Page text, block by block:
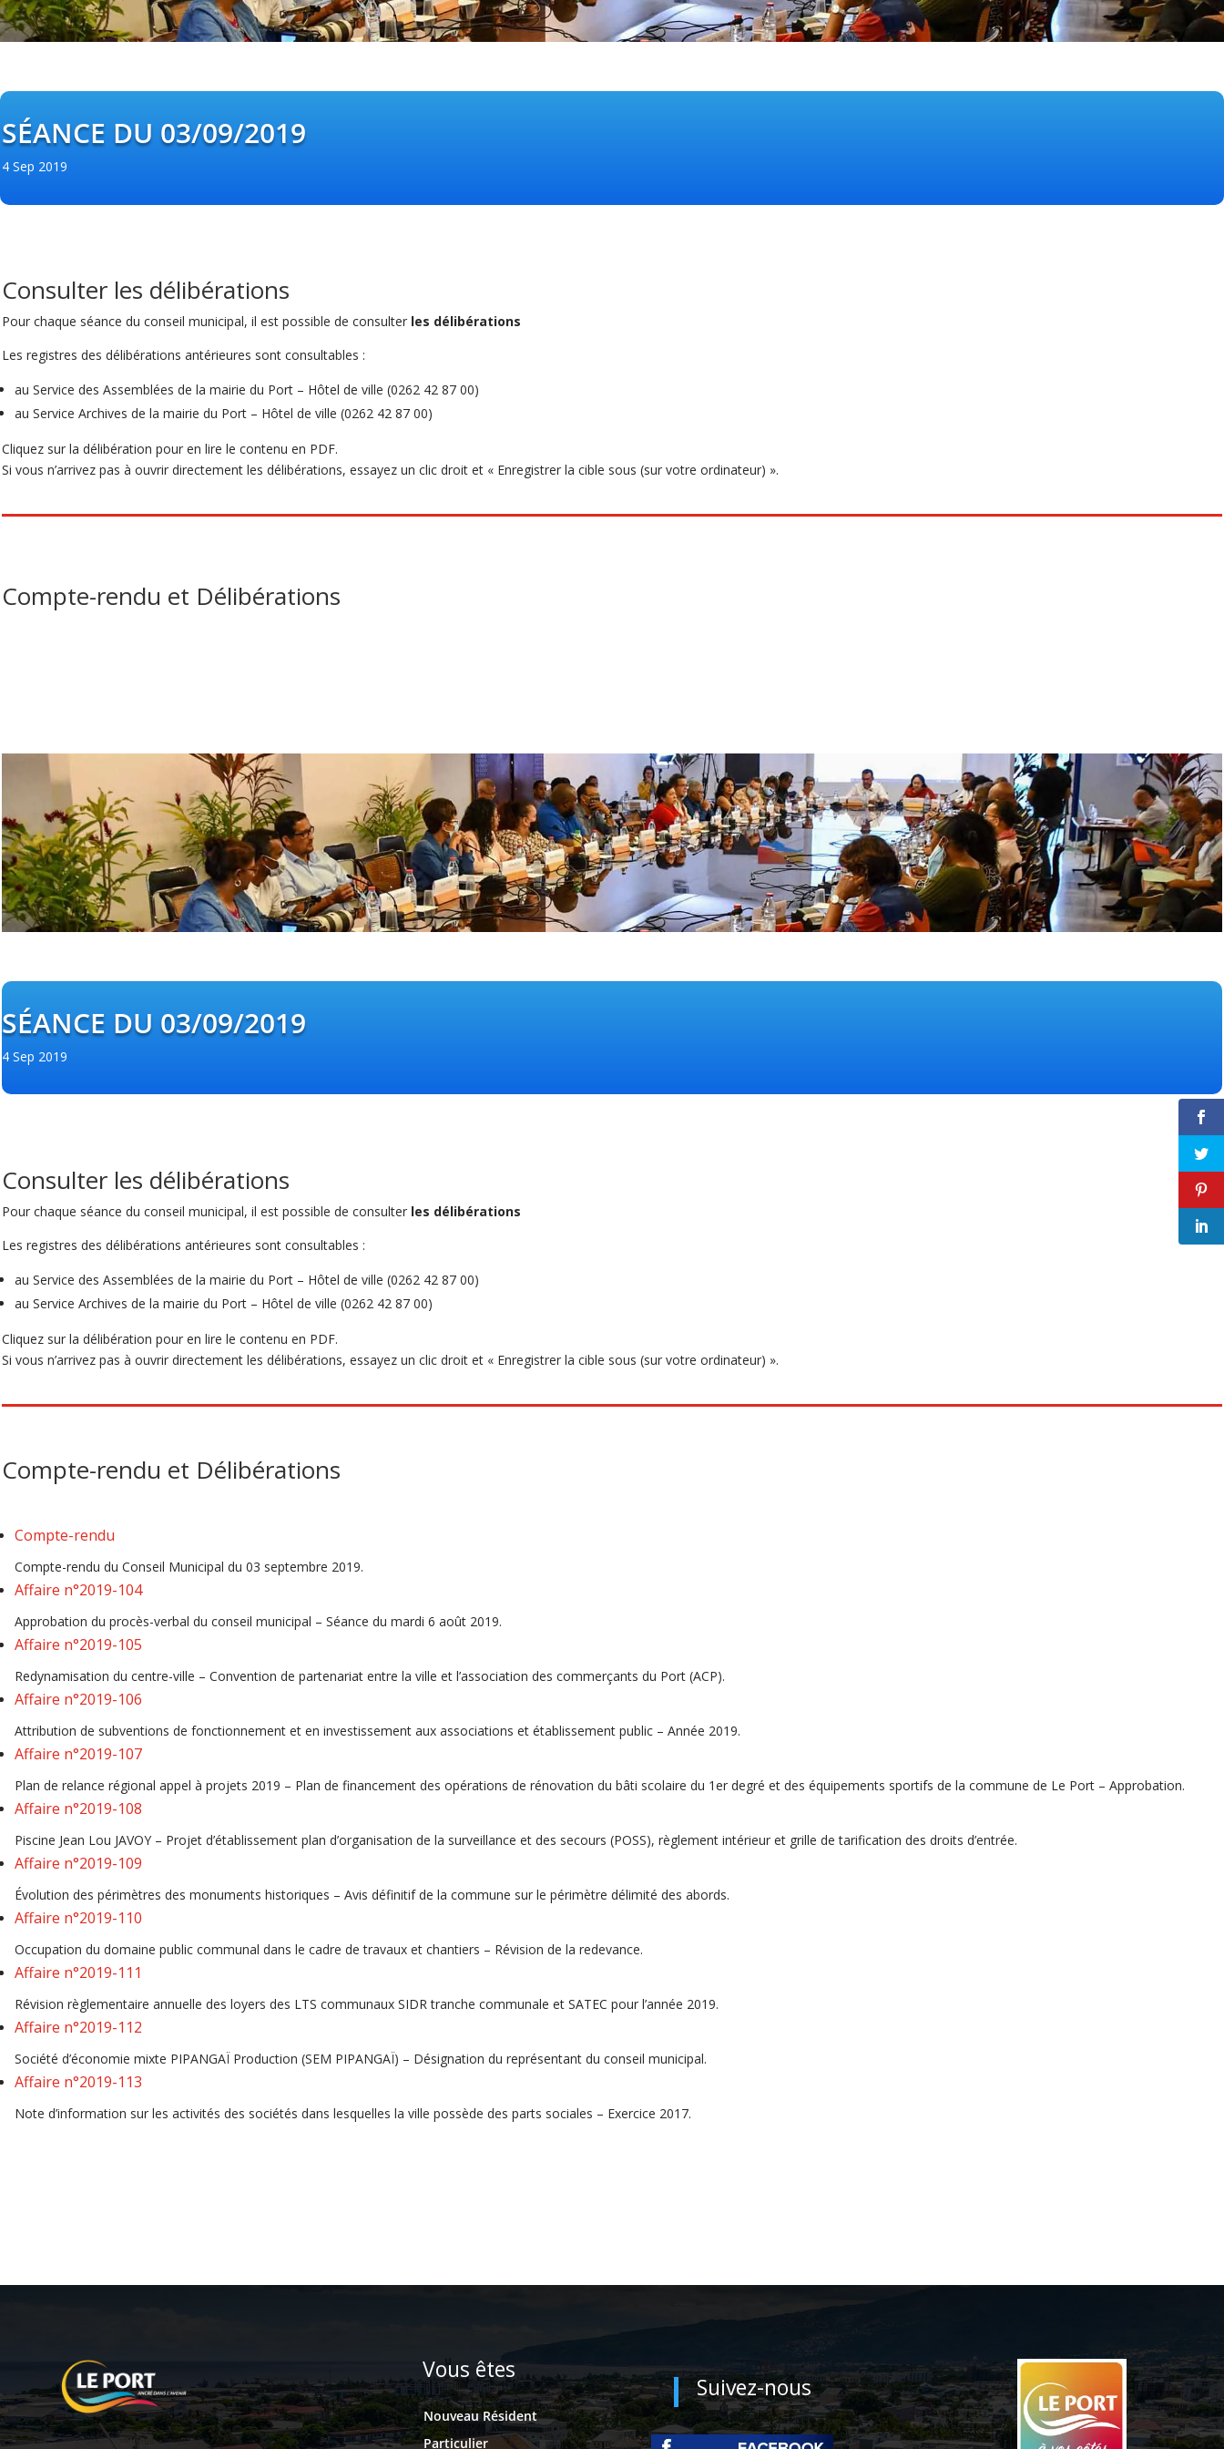
SÉANCE DU 03/09/2019
4 Sep 2019
Consulter les délibérations
Pour chaque séance du conseil municipal, il est possible de consulter les délibérations
Les registres des délibérations antérieures sont consultables :
au Service des Assemblées de la mairie du Port – Hôtel de ville (0262 42 87 00)
au Service Archives de la mairie du Port – Hôtel de ville (0262 42 87 00)
Cliquez sur la délibération pour en lire le contenu en PDF.
Si vous n’arrivez pas à ouvrir directement les délibérations, essayez un clic droit et « Enregistrer la cible sous (sur votre ordinateur) ».
Compte-rendu et Délibérations
SÉANCE DU 03/09/2019
4 Sep 2019
Consulter les délibérations
Pour chaque séance du conseil municipal, il est possible de consulter les délibérations
Les registres des délibérations antérieures sont consultables :
au Service des Assemblées de la mairie du Port – Hôtel de ville (0262 42 87 00)
au Service Archives de la mairie du Port – Hôtel de ville (0262 42 87 00)
Cliquez sur la délibération pour en lire le contenu en PDF.
Si vous n’arrivez pas à ouvrir directement les délibérations, essayez un clic droit et « Enregistrer la cible sous (sur votre ordinateur) ».
Compte-rendu et Délibérations
Compte-rendu
Compte-rendu du Conseil Municipal du 03 septembre 2019.
Affaire n°2019-104
Approbation du procès-verbal du conseil municipal – Séance du mardi 6 août 2019.
Affaire n°2019-105
Redynamisation du centre-ville – Convention de partenariat entre la ville et l’association des commerçants du Port (ACP).
Affaire n°2019-106
Attribution de subventions de fonctionnement et en investissement aux associations et établissement public – Année 2019.
Affaire n°2019-107
Plan de relance régional appel à projets 2019 – Plan de financement des opérations de rénovation du bâti scolaire du 1er degré et des équipements sportifs de la commune de Le Port – Approbation.
Affaire n°2019-108
Piscine Jean Lou JAVOY – Projet d’établissement plan d’organisation de la surveillance et des secours (POSS), règlement intérieur et grille de tarification des droits d’entrée.
Affaire n°2019-109
Évolution des périmètres des monuments historiques – Avis définitif de la commune sur le périmètre délimité des abords.
Affaire n°2019-110
Occupation du domaine public communal dans le cadre de travaux et chantiers – Révision de la redevance.
Affaire n°2019-111
Révision règlementaire annuelle des loyers des LTS communaux SIDR tranche communale et SATEC pour l’année 2019.
Affaire n°2019-112
Société d’économie mixte PIPANGAÏ Production (SEM PIPANGAÏ) – Désignation du représentant du conseil municipal.
Affaire n°2019-113
Note d’information sur les activités des sociétés dans lesquelles la ville possède des parts sociales – Exercice 2017.
Vous êtes
Nouveau Résident
Particulier
Suivez-nous